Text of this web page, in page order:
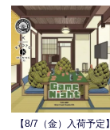
【8/7（金）入荷予定】